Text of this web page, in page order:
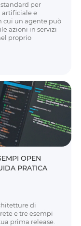
standard per
artificiale e
cui un agente può
azioni in servizi
proprio
OPEN
PRATICA
di
e tre esempi
prima release.